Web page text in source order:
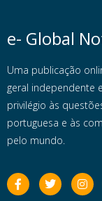
e- Global
Uma publicação
geral independente
privilégio às
portuguesa e às
pelo mundo.